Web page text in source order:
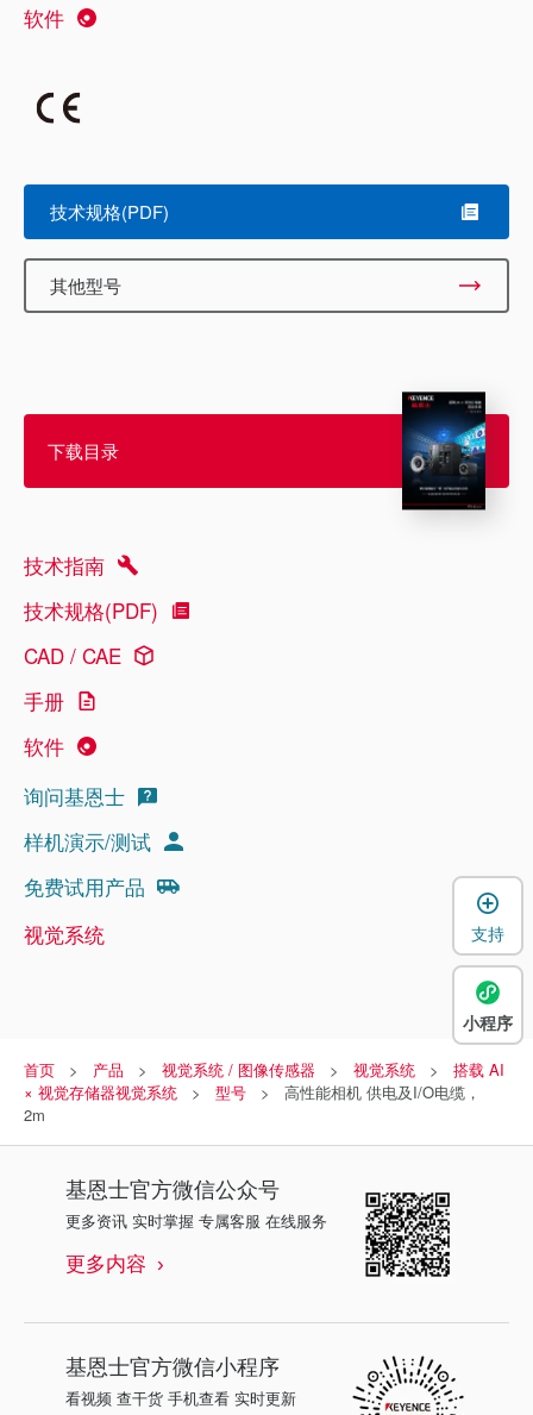
软件
技术规格(PDF)
其他型号
下载目录
技术指南
技术规格(PDF)
CAD / CAE
手册
软件
询问基恩士
样机演示/测试
免费试用产品
视觉系统
首页 产品 视觉系统 / 图像传感器 视觉系统
搭载 AI
× 视觉存储器视觉系统
型号
高性能相机 供电及I/O电缆，
2m
基恩士官方微信公众号
更多资讯 实时掌握 专属客服 在线服务
更多内容
基恩士官方微信小程序
看视频 查干货 手机查看 实时更新
支持
小程序